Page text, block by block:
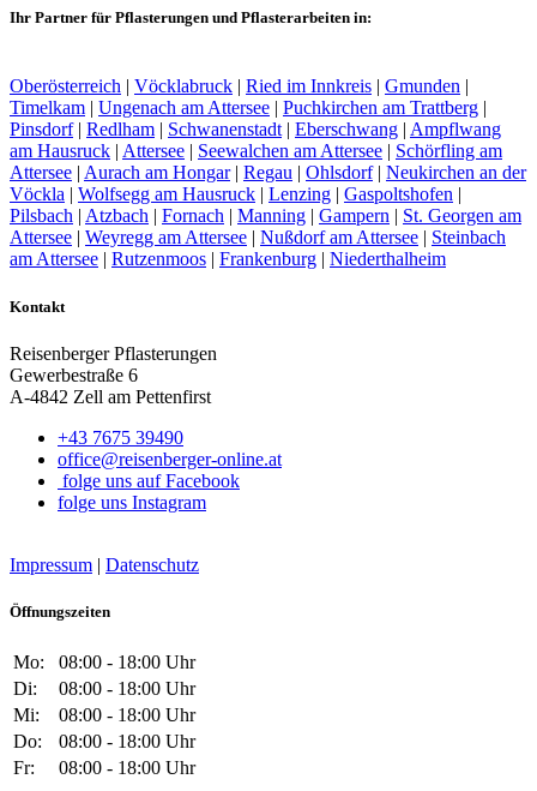
Ihr Partner für Pflasterungen und Pflasterarbeiten in:
Oberösterreich | Vöcklabruck | Ried im Innkreis | Gmunden |
Timelkam | Ungenach am Attersee | Puchkirchen am Trattberg |
Pinsdorf| Redlham | Schwanenstadt | Eberschwang | Ampflwang
am Hausruck | Attersee | Seewalchen am Attersee | Schörfling am
Attersee | Aurach am Hongar| Regau | Ohlsdorf| Neukirchen an der
Vöckla | Wolfsegg am Hausruck | Lenzing | Gaspoltshofen |
Pilsbach | Atzbach | Fornach | Manning | Gampern | St. Georgen am
Attersee | Weyregg am Attersee | Nußdorf am Attersee | Steinbach
am Attersee | Rutzenmoos | Frankenburg | Niederthalheim
Kontakt
Reisenberger Pflasterungen
Gewerbestraße 6
A-4842 Zell am Pettenfirst
+43 7675 39490
office@reisenberger-online.at
folge uns auf Facebook
folge uns Instagram
Impressum | Datenschutz
Öffnungszeiten
Mo:
08:00 - 18:00 Uhr
Di:
08:00 - 18:00 Uhr
Mi:
08:00 - 18:00 Uhr
Do:
08:00 - 18:00 Uhr
Fr:
08:00 - 18:00 Uhr